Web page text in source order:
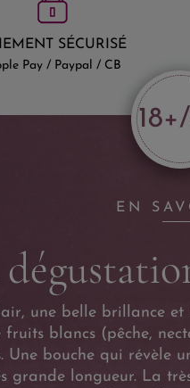
SÉCURISÉ
Pay / Paypal / CB
EN
une belle brillance et
fruits blancs (pêche,
bouche qui révèle
grande longueur. La